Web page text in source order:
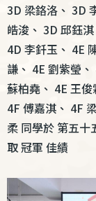
3D 梁鉻洛、 3D
皓浚、 3D 邱鈺
4D 李釺玉、 4E
謙、 4E 劉紫瑩
蘇柏堯、 4E 王
4F 傅嘉淇、 4F
柔 同學於 第五十
取 冠軍 佳績